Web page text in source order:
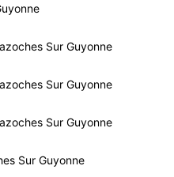
Sur Guyonne
Sur Guyonne
Sur Guyonne
Sur Guyonne